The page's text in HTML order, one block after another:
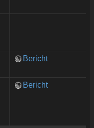
Bericht
Bericht